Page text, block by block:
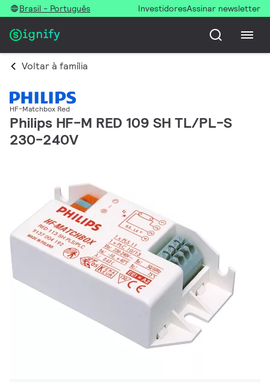
Brasil - Português InvestidoresAssinar newsletter
Voltar à família
HF-Matchbox Red
Philips HF-M RED 109 SH TL/PL-S
230-240V